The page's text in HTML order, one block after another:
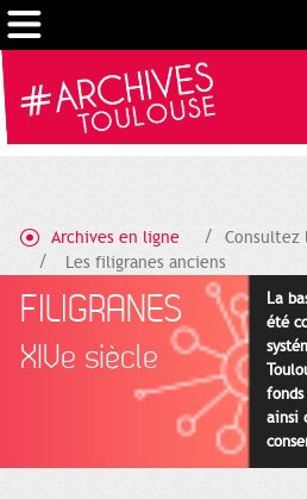
Archives en ligne
Consultez
Les filigranes anciens
FILIGRANES
XIVe siècle
La
été
ainsi
Gestion de vos préférences sur les